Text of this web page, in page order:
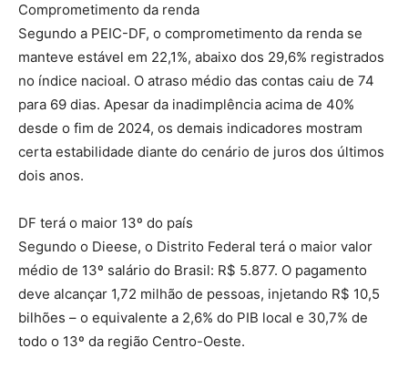
Comprometimento da renda
Segundo a PEIC-DF, o comprometimento da renda se
manteve estável em 22,1%, abaixo dos 29,6% registrados
no índice nacioal. O atraso médio das contas caiu de 74
para 69 dias. Apesar da inadimplência acima de 40%
desde o fim de 2024, os demais indicadores mostram
certa estabilidade diante do cenário de juros dos últimos
dois anos.
DF terá o maior 13º do país
Segundo o Dieese, o Distrito Federal terá o maior valor
médio de 13º salário do Brasil: R$ 5.877. O pagamento
deve alcançar 1,72 milhão de pessoas, injetando R$ 10,5
bilhões – o equivalente a 2,6% do PIB local e 30,7% de
todo o 13º da região Centro-Oeste.